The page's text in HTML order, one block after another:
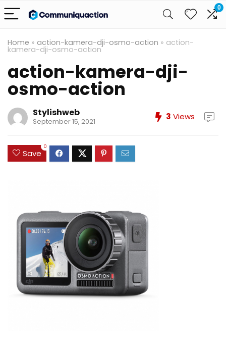
0
Home » action-kamera-dji-osmo-action » action-
kamera-dji-osmo-action
action-kamera-dji-
osmo-action
Stylishweb
September 15, 2021 3 Views
Save
0